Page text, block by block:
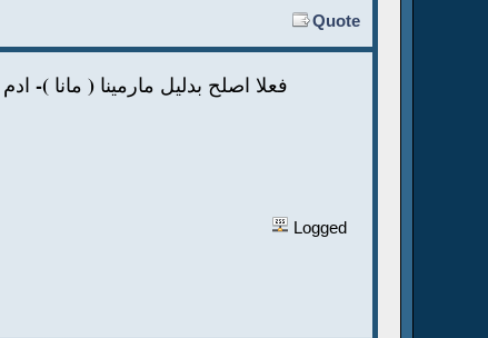
Quote
فعلا اصلح بدليل مارمينا ( مانا
Logged